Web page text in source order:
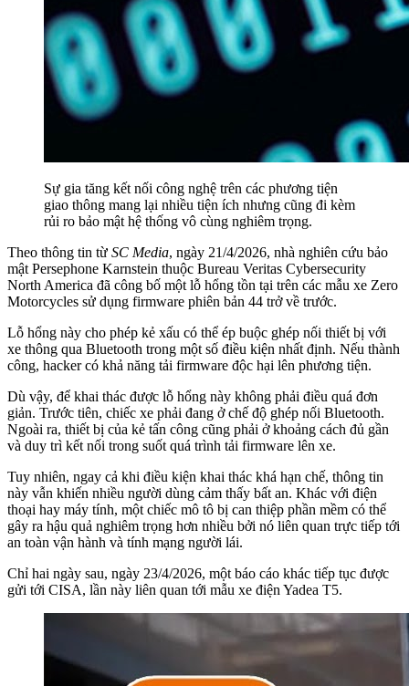
Sự gia tăng kết nối công nghệ trên các phương tiện
giao thông mang lại nhiều tiện ích nhưng cũng đi kèm
rủi ro bảo mật hệ thống vô cùng nghiêm trọng.
Theo thông tin từ SC Media, ngày 21/4/2026, nhà nghiên cứu bảo
mật Persephone Karnstein thuộc Bureau Veritas Cybersecurity
North America đã công bố một lỗ hổng tồn tại trên các mẫu xe Zero
Motorcycles sử dụng firmware phiên bản 44 trở về trước.
Lỗ hổng này cho phép kẻ xấu có thể ép buộc ghép nối thiết bị với
xe thông qua Bluetooth trong một số điều kiện nhất định. Nếu thành
công, hacker có khả năng tải firmware độc hại lên phương tiện.
Dù vậy, để khai thác được lỗ hổng này không phải điều quá đơn
giản. Trước tiên, chiếc xe phải đang ở chế độ ghép nối Bluetooth.
Ngoài ra, thiết bị của kẻ tấn công cũng phải ở khoảng cách đủ gần
và duy trì kết nối trong suốt quá trình tải firmware lên xe.
Tuy nhiên, ngay cả khi điều kiện khai thác khá hạn chế, thông tin
này vẫn khiến nhiều người dùng cảm thấy bất an. Khác với điện
thoại hay máy tính, một chiếc mô tô bị can thiệp phần mềm có thể
gây ra hậu quả nghiêm trọng hơn nhiều bởi nó liên quan trực tiếp tới
an toàn vận hành và tính mạng người lái.
Chỉ hai ngày sau, ngày 23/4/2026, một báo cáo khác tiếp tục được
gửi tới CISA, lần này liên quan tới mẫu xe điện Yadea T5.